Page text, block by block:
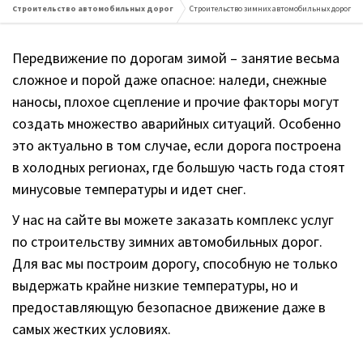
Строительство автомобильных дорог Строительство зимних автомобильных дорог
Передвижение по дорогам зимой – занятие весьма
сложное и порой даже опасное: наледи, снежные
наносы, плохое сцепление и прочие факторы могут
создать множество аварийных ситуаций. Особенно
это актуально в том случае, если дорога построена
в холодных регионах, где большую часть года стоят
минусовые температуры и идет снег.
У нас на сайте вы можете заказать комплекс услуг
по строительству зимних автомобильных дорог.
Для вас мы построим дорогу, способную не только
выдержать крайне низкие температуры, но и
предоставляющую безопасное движение даже в
самых жестких условиях.